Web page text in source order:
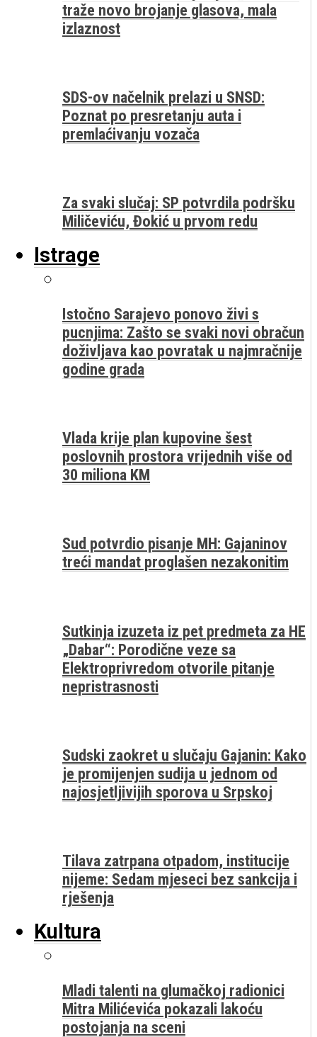
traže novo brojanje glasova, mala
izlaznost
SDS-ov načelnik prelazi u SNSD:
Poznat po presretanju auta i
premlaćivanju vozača
Za svaki slučaj: SP potvrdila podršku
Miličeviću, Đokić u prvom redu
Istrage
Istočno Sarajevo ponovo živi s
pucnjima: Zašto se svaki novi obračun
doživljava kao povratak u najmračnije
godine grada
Vlada krije plan kupovine šest
poslovnih prostora vrijednih više od
30 miliona KM
Sud potvrdio pisanje MH: Gajaninov
treći mandat proglašen nezakonitim
Sutkinja izuzeta iz pet predmeta za HE
„Dabar“: Porodične veze sa
Elektroprivredom otvorile pitanje
nepristrasnosti
Sudski zaokret u slučaju Gajanin: Kako
je promijenjen sudija u jednom od
najosjetljivijih sporova u Srpskoj
Tilava zatrpana otpadom, institucije
nijeme: Sedam mjeseci bez sankcija i
rješenja
Kultura
Mladi talenti na glumačkoj radionici
Mitra Milićevića pokazali lakoću
postojanja na sceni